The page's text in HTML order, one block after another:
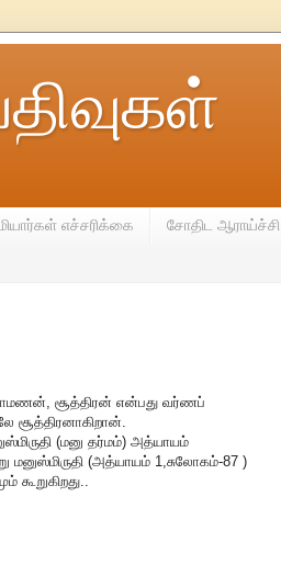
எச்சரிக்கை சோதிட ஆராய்ச்சி
சூத்திரன் என்பது வர்ணப்
சூத்திரனாகிறான்.
(மனு தர்மம்) அத்யாயம்
மனுஸ்மிருதி (அத்யாயம் 1,சுலோகம்-87 )
கூறுகிறது..